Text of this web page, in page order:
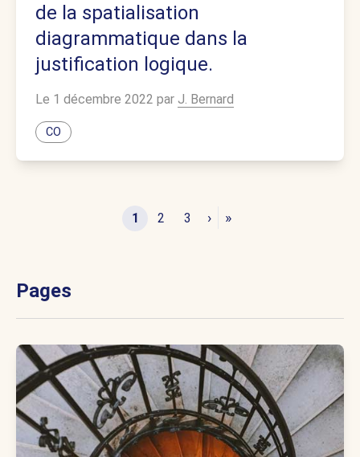
de la spatialisation
diagrammatique dans la
justification logique.
Le 1 décembre 2022 par J. Bernard
CO
1 2 3 › »
Pages